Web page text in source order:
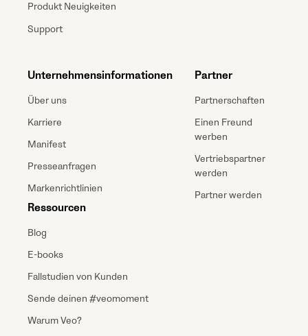
Produkt Neuigkeiten
Support
Unternehmensinformationen
Über uns
Karriere
Manifest
Presseanfragen
Markenrichtlinien
Ressourcen
Blog
E-books
Fallstudien von Kunden
Sende deinen #veomoment
Warum Veo?
Partner
Partnerschaften
Einen Freund
werben
Vertriebspartner
werden
Partner werden